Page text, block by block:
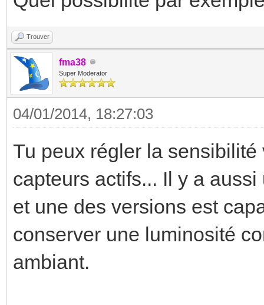
Trouver
fma38
Super Moderator
04/01/2014, 18:27:03
Tu peux régler la
capteurs actifs... Il y a
et une des versions est
conserver une luminosité
ambiant.